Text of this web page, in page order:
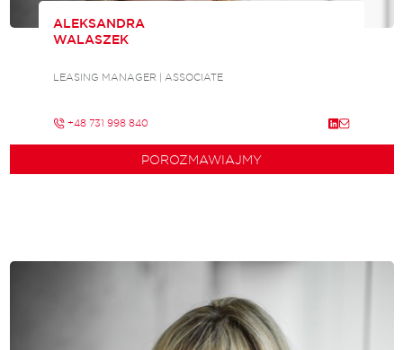
ALEKSANDRA
WALASZEK
LEASING MANAGER | ASSOCIATE
+48 731 998 840
POROZMAWIAJMY